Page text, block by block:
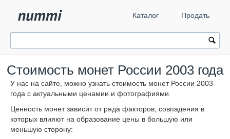
Каталог Продать
Стоимость монет России 2003 года
У нас на сайте, можно узнать стоимость монет России 2003
года с актуальными ценамии и фотографиями.
Ценность монет зависит от ряда факторов, совпадения в
которых влияют на образование цены в большую или
меньшую сторону: